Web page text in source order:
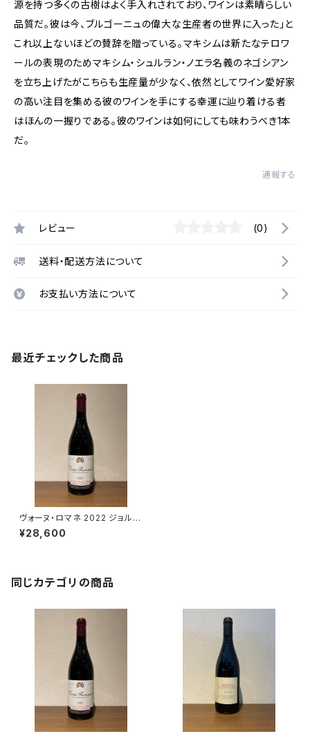
源を持つ多くの古樹はよく手入れされており、ワインは素晴らしい
品質だ。彼は今、ブルゴーニュの偉大な生産者の世界に入った」と
これ以上ないほどの賛辞を贈っている。マキシムは新たなテロワ
ールの表現のためマキシム・シュルラン・ノエラ名義のネゴシアン
を立ち上げたがこちらも生産量が少なく、依然としてワイン愛好家
の高い注目を集める彼のワインを手にする幸運に辿り着ける者
はほんの一握りである。彼のワインは如何にしても味わうべき1本
だ。
通報する
レビュー (0)
送料・配送方法について
お支払い方法について
最近チェックした商品
ヴォーヌ・ロマネ 2022 ジョルジ
ュ・ノエラ 赤ワイン 750ml
¥28,600
同じカテゴリの商品